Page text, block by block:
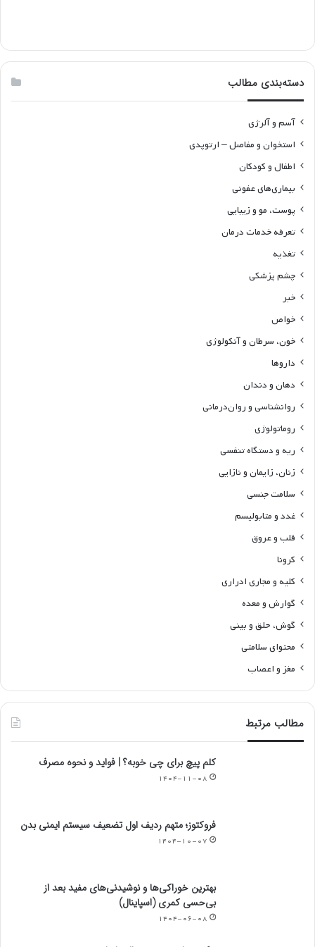
دسته‌بندی مطالب
آسم و آلرژی
استخوان و مفاصل – ارتوپدی
اطفال و کودکان
بیماری‌های عفونی
پوست، مو و زیبایی
تعرفه خدمات درمان
تغذیه
چشم پزشکی
خبر
خواص
خون، سرطان و آنکولوژی
داروها
دهان و دندان
روانشناسی و روان‌درمانی
روماتولوژی
ریه و دستگاه تنفسی
زنان، زایمان و نازایی
سلامت جنسی
غدد و متابولیسم
قلب و عروق
کرونا
کلیه و مجاری ادراری
گوارش و معده
گوش، حلق و بینی
محتوای سلامتی
مغز و اعصاب
مطالب مرتبط
کلم پیچ برای چی خوبه؟ | فواید و نحوه مصرف
۱۴۰۴-۱۱-۰۸
فروکتوز؛ متهم ردیف اول تضعیف سیستم ایمنی بدن
۱۴۰۴-۱۰-۰۷
بهترین خوراکی‌ها و نوشیدنی‌های مفید بعد از
بی‌حسی کمری (اسپاینال)
۱۴۰۴-۰۶-۰۸